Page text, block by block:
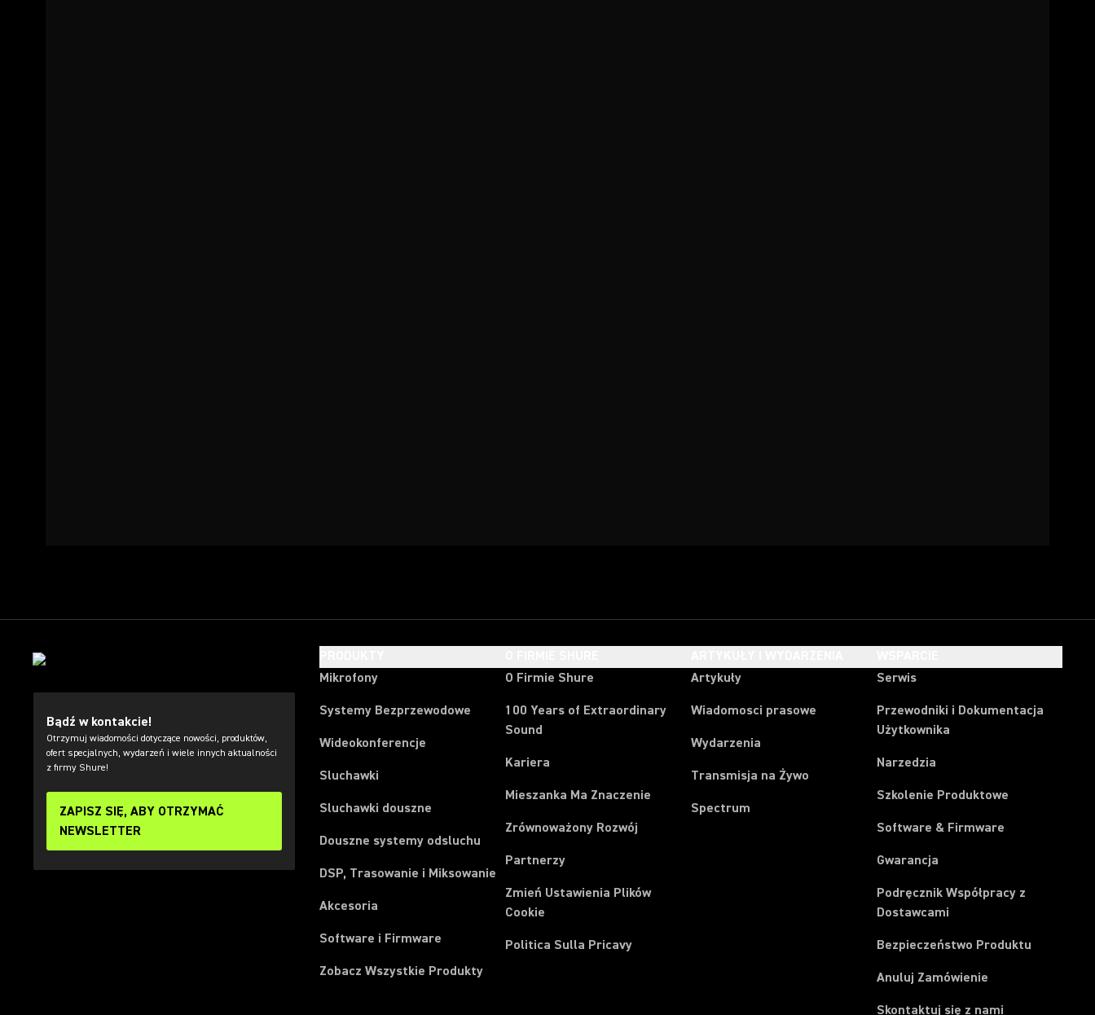
Bądź w kontakcie!
Otrzymuj wiadomości dotyczące nowości, produktów,
ofert specjalnych, wydarzeń i wiele innych aktualności
z firmy Shure!
ZAPISZ SIĘ, ABY OTRZYMAĆ
NEWSLETTER
Mikrofony
Systemy Bezprzewodowe
Wideokonferencje
Sluchawki
Sluchawki douszne
Douszne systemy odsluchu
DSP, Trasowanie i Miksowanie
Akcesoria
Software i Firmware
Zobacz Wszystkie Produkty
O Firmie Shure
100 Years of Extraordinary
Sound
Kariera
Mieszanka Ma Znaczenie
Zrównoważony Rozwój
Partnerzy
Zmień Ustawienia Plików
Cookie
Politica Sulla Pricavy
Artykuły
Wiadomosci prasowe
Wydarzenia
Transmisja na Żywo
Spectrum
Serwis
Przewodniki i Dokumentacja
Użytkownika
Narzedzia
Szkolenie Produktowe
Software & Firmware
Gwarancja
Podręcznik Współpracy z
Dostawcami
Bezpieczeństwo Produktu
Anuluj Zamówienie
Skontaktuj się z nami